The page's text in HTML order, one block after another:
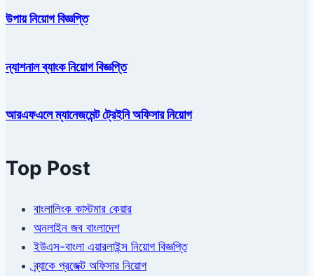
উপায় নিয়োগ বিজ্ঞপ্তি
ন্যাশনাল ব্যাংক নিয়োগ বিজ্ঞপ্তি
আরএফএলে ম্যানেজমেন্ট ট্রেইনি অফিসার নিয়োগ
Top Post
বাংলালিংক কাস্টমার কেয়ার
অনলাইন জব বাংলাদেশ
ইউএস-বাংলা এয়ারলাইন্স নিয়োগ বিজ্ঞপ্তি
ব্র্যাকে প্রজেক্ট অফিসার নিয়োগ